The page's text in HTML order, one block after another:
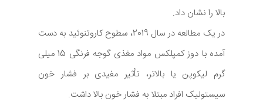
بالا را نشان داد.
در یک مطالعه در سال 2019، سطوح کاروتنوئید به دست
آمده با دوز کمپلکس مواد مغذی گوجه فرنگی 15 میلی
گرم لیکوپن یا بالاتر، تأثیر مفیدی بر فشار خون
سیستولیک افراد مبتلا به فشار خون بالا داشت.